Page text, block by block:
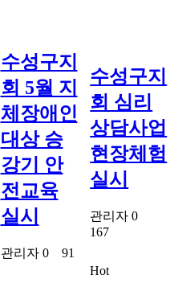
수성구지
회 5월 지
체장애인
대상 승
강기 안
전교육
실시
관리자 0 91
수성구지
회 심리
상담사업
현장체험
실시
관리자 0
167
Hot